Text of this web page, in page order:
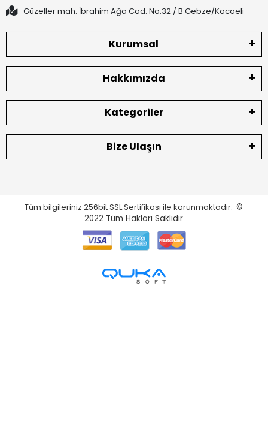
Güzeller mah. İbrahim Ağa Cad. No:32 / B Gebze/Kocaeli
Kurumsal
Hakkımızda
Kategoriler
Bize Ulaşın
Tüm bilgileriniz 256bit SSL Sertifikası ile korunmaktadır.©
2022 Tüm Hakları Saklıdır